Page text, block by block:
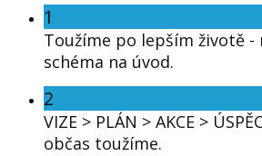
1
Toužíme po lepším životě -
schéma na úvod.
2
VIZE > PLÁN > AKCE >
občas toužíme.